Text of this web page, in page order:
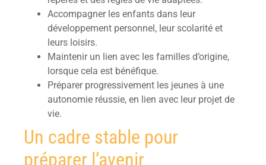
Accompagner les enfants dans leur
développement personnel, leur scolarité et
leurs loisirs.
Maintenir un lien avec les familles d’origine,
lorsque cela est bénéfique.
Préparer progressivement les jeunes à une
autonomie réussie, en lien avec leur projet de
vie.
Un cadre stable pour
préparer l’avenir